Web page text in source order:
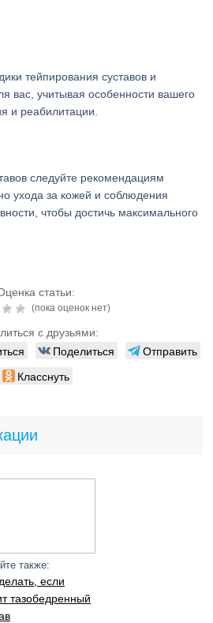
тейпирования суставов и
вас, учитывая особенности вашего
и реабилитации.
следуйте рекомендациям
ухода за кожей и соблюдения
чтобы достичь максимального
статьи:
(пока оценок нет)
с друзьями:
Поделиться
Отправить
Класснуть
также:
если
тазобедренный